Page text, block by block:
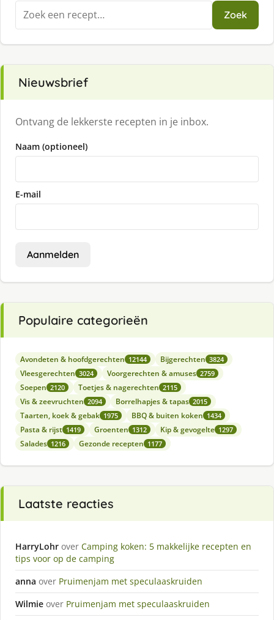
Zoeken
naar:
Zoek
Nieuwsbrief
Ontvang de lekkerste recepten in je inbox.
Naam (optioneel)
E-mail
Aanmelden
Populaire categorieën
Avondeten & hoofdgerechten 12144 Bijgerechten 3824
Vleesgerechten 3024 Voorgerechten & amuses 2759
Soepen 2120 Toetjes & nagerechten 2115
Vis & zeevruchten 2094 Borrelhapjes & tapas 2015
Taarten, koek & gebak 1975 BBQ & buiten koken 1434
Pasta & rijst 1419 Groenten 1312 Kip & gevogelte 1297
Salades 1216 Gezonde recepten 1177
Laatste reacties
HarryLohr over Camping koken: 5 makkelijke recepten en
tips voor op de camping
anna over Pruimenjam met speculaaskruiden
Wilmie over Pruimenjam met speculaaskruiden